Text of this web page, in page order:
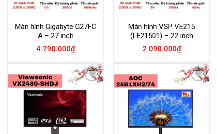
Màn hình Gigabyte G27FC
A – 27 inch
4.790.000₫
Màn hình VSP VE215
(LE21501) – 22 inch
2.090.000₫
Add to
Wishlist
Add to
Wishlist